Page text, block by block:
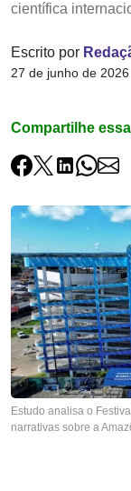
científica
Escrito por
27 de junho de 2026
Compartilhe
Estudo analisa o
narrativas sobre a